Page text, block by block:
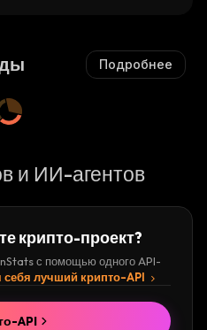
Подробнее
и ИИ-агентов
крипто-проект?
с помощью одного API-
себя лучший крипто-API
API